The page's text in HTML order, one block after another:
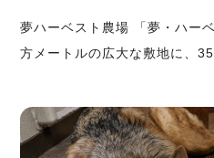
夢ハーベスト農場 「夢・ハー
方メートルの広大な敷地に、